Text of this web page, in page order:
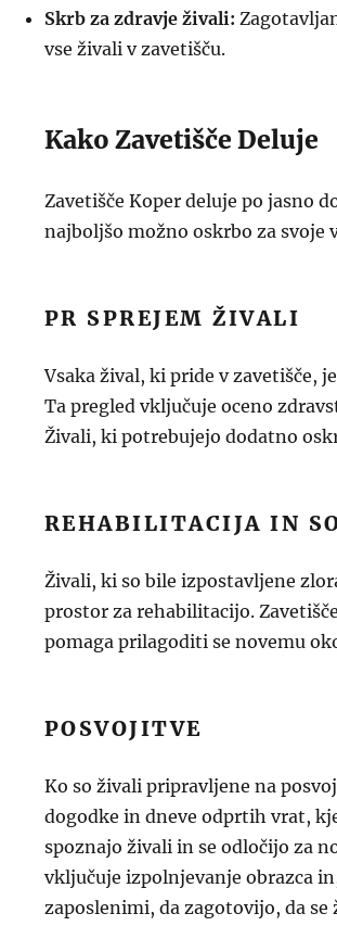
Skrb za zdravje živali:
vse živali v zavetišču.
Kako Zavetišče Deluje
Zavetišče Koper deluje po jasno
najboljšo možno oskrbo za svoje
PR SPREJEM ŽIVALI
Vsaka žival, ki pride v zavetišče,
Ta pregled vključuje oceno
Živali, ki potrebujejo dodatno
REHABILITACIJA IN
Živali, ki so bile izpostavljene
prostor za rehabilitacijo.
pomaga prilagoditi se novemu
POSVOJITVE
Ko so živali pripravljene na
dogodke in dneve odprtih vrat,
spoznajo živali in se odločijo za
vključuje izpolnjevanje obrazca
zaposlenimi, da zagotovijo, da